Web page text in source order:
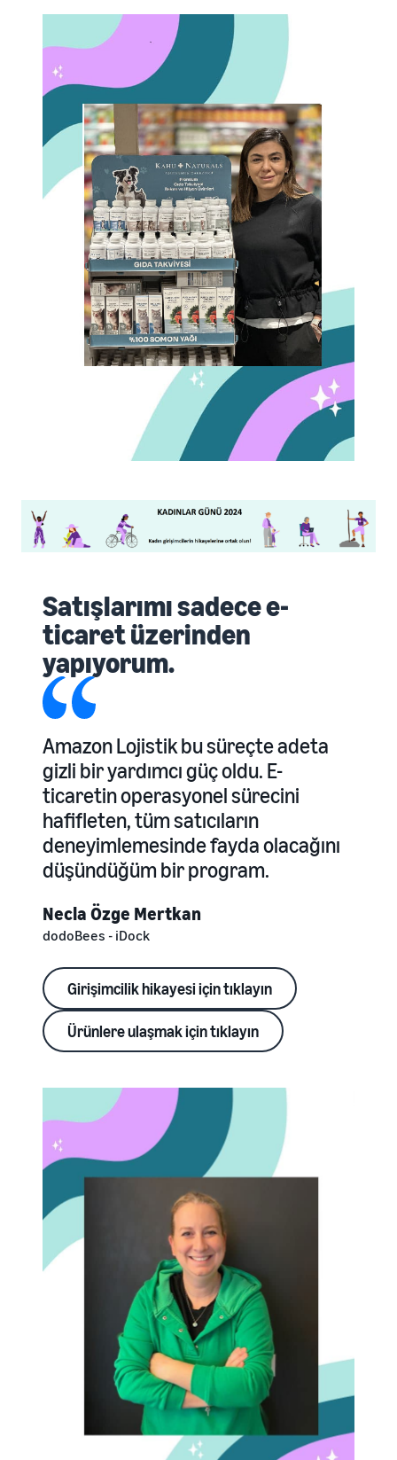
Satışlarımı sadece e-
ticaret üzerinden
yapıyorum.
Amazon Lojistik bu süreçte adeta
gizli bir yardımcı güç oldu. E-
ticaretin operasyonel sürecini
hafifleten, tüm satıcıların
deneyimlemesinde fayda olacağını
düşündüğüm bir program.
Necla Özge Mertkan
dodoBees - iDock
Girişimcilik hikayesi için tıklayın
Ürünlere ulaşmak için tıklayın